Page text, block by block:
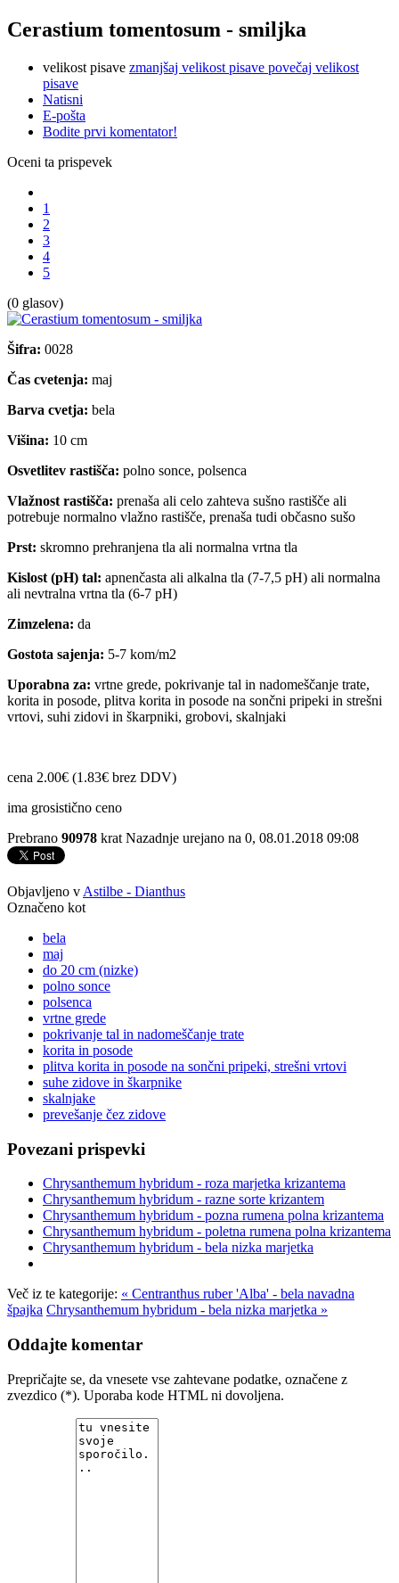
Cerastium tomentosum - smiljka
velikost pisave zmanjšaj velikost pisave povečaj velikost
pisave
Natisni
E-pošta
Bodite prvi komentator!
Oceni ta prispevek
1
2
3
4
5
(0 glasov)
Šifra: 0028
Čas cvetenja: maj
Barva cvetja: bela
Višina: 10 cm
Osvetlitev rastišča: polno sonce, polsenca
Vlažnost rastišča: prenaša ali celo zahteva sušno rastišče ali
potrebuje normalno vlažno rastišče, prenaša tudi občasno sušo
Prst: skromno prehranjena tla ali normalna vrtna tla
Kislost (pH) tal: apnenčasta ali alkalna tla (7-7,5 pH) ali normalna
ali nevtralna vrtna tla (6-7 pH)
Zimzelena: da
Gostota sajenja: 5-7 kom/m2
Uporabna za: vrtne grede, pokrivanje tal in nadomeščanje trate,
korita in posode, plitva korita in posode na sončni pripeki in strešni
vrtovi, suhi zidovi in škarpniki, grobovi, skalnjaki
cena 2.00€ (1.83€ brez DDV)
ima grosistično ceno
Prebrano 90978 krat Nazadnje urejano na 0, 08.01.2018 09:08
Objavljeno v Astilbe - Dianthus
Označeno kot
bela
maj
do 20 cm (nizke)
polno sonce
polsenca
vrtne grede
pokrivanje tal in nadomeščanje trate
korita in posode
plitva korita in posode na sončni pripeki, strešni vrtovi
suhe zidove in škarpnike
skalnjake
prevešanje čez zidove
Povezani prispevki
Chrysanthemum hybridum - roza marjetka krizantema
Chrysanthemum hybridum - razne sorte krizantem
Chrysanthemum hybridum - pozna rumena polna krizantema
Chrysanthemum hybridum - poletna rumena polna krizantema
Chrysanthemum hybridum - bela nizka marjetka
Več iz te kategorije: « Centranthus ruber 'Alba' - bela navadna
špajka Chrysanthemum hybridum - bela nizka marjetka »
Oddajte komentar
Prepričajte se, da vnesete vse zahtevane podatke, označene z
zvezdico (*). Uporaba kode HTML ni dovoljena.